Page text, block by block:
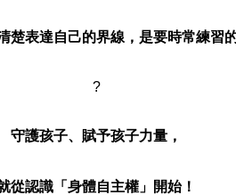
楚表達自己的界線，是要時常練習
?
守護孩子、賦予孩子力量，
從認識「身體自主權」開始！